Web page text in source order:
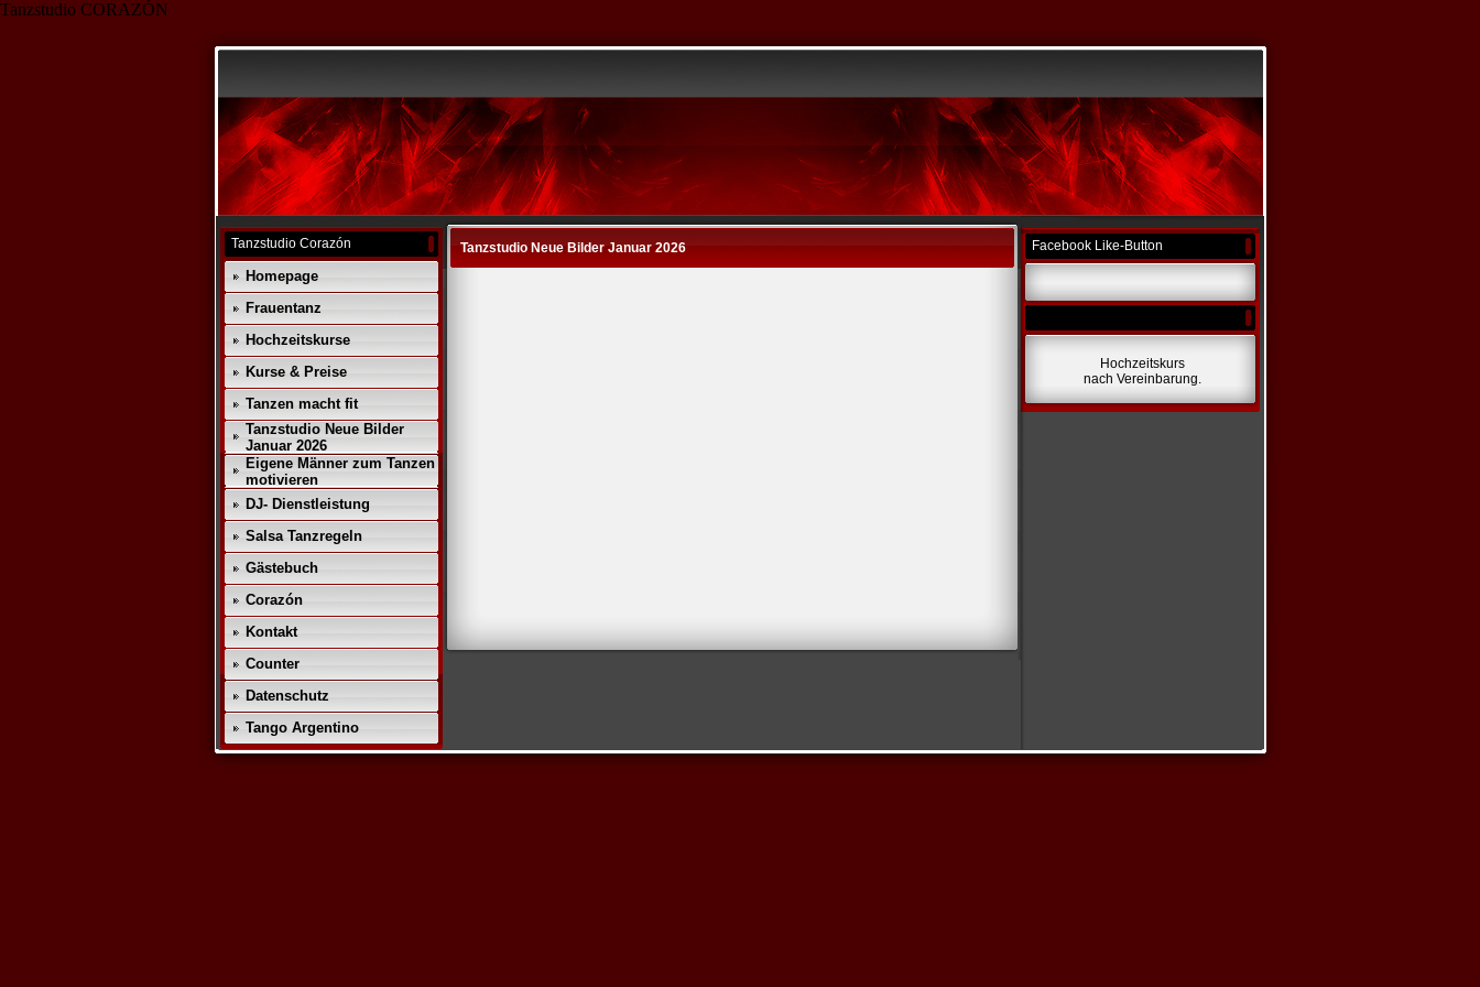
Tanzstudio CORAZÓN
Tanzstudio Corazón
Homepage
Frauentanz
Hochzeitskurse
Kurse & Preise
Tanzen macht fit
Tanzstudio Neue Bilder
Januar 2026
Eigene Männer zum Tanzen
motivieren
DJ- Dienstleistung
Salsa Tanzregeln
Gästebuch
Corazón
Kontakt
Counter
Datenschutz
Tango Argentino
Tanzstudio Neue Bilder Januar 2026 Facebook Like-Button
Hochzeitskurs
nach Vereinbarung.